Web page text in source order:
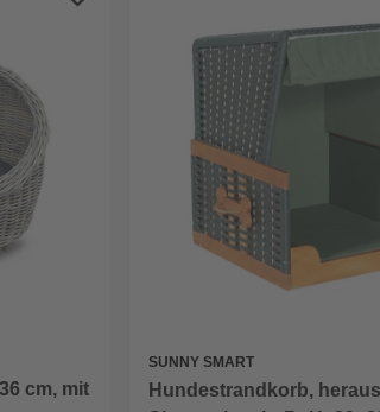
cm, mit
SUNNY SMART
Hundestrandkorb,